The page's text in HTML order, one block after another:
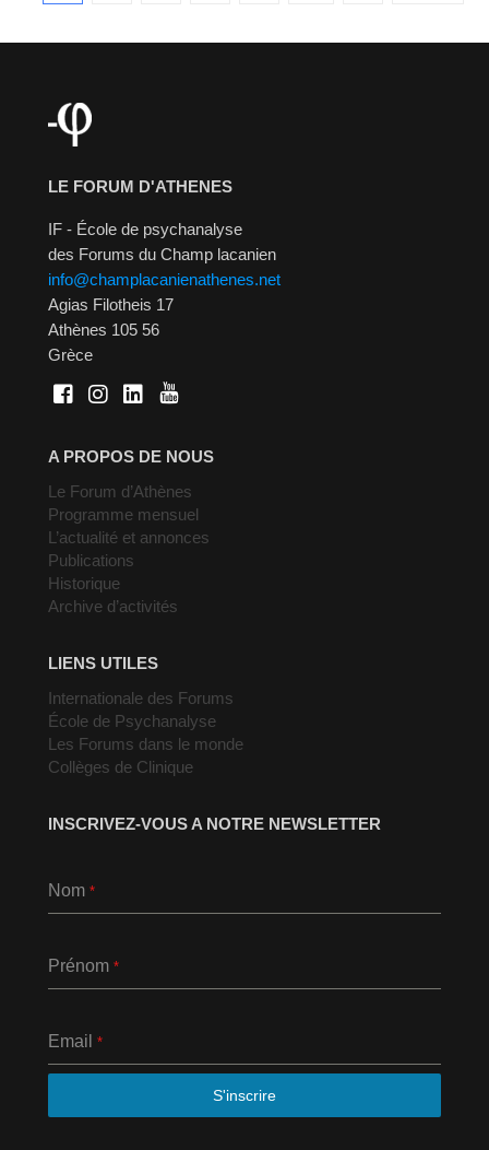
LE FORUM D'ATHENES
IF - École de psychanalyse
des Forums du Champ lacanien
info@champlacanienathenes.net
Agias Filotheis 17
Athènes 105 56
Grèce
A PROPOS DE NOUS
Le Forum d’Athènes
Programme mensuel
L’actualité et annonces
Publications
Historique
Archive d’activités
LIENS UTILES
Internationale des Forums
École de Psychanalyse
Les Forums dans le monde
Collèges de Clinique
INSCRIVEZ-VOUS A NOTRE NEWSLETTER
Nom *
Prénom *
Email *
S'inscrire